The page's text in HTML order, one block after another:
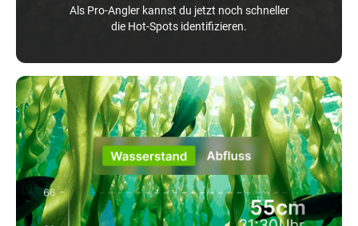
Als Pro-Angler kannst du jetzt noch schneller
die Hot-Spots identifizieren.